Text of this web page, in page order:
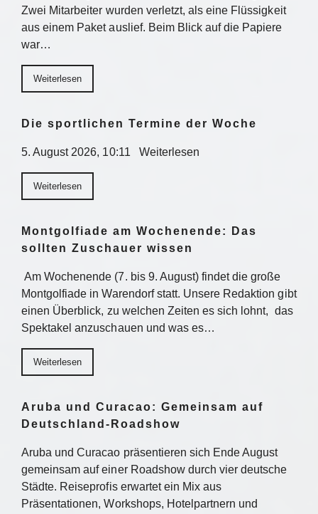
Zwei Mitarbeiter wurden verletzt, als eine Flüssigkeit
aus einem Paket auslief. Beim Blick auf die Papiere
war…
Weiterlesen
Die sportlichen Termine der Woche
5. August 2026, 10:11 Weiterlesen
Weiterlesen
Montgolfiade am Wochenende: Das
sollten Zuschauer wissen
Am Wochenende (7. bis 9. August) findet die große
Montgolfiade in Warendorf statt. Unsere Redaktion gibt
einen Überblick, zu welchen Zeiten es sich lohnt, das
Spektakel anzuschauen und was es…
Weiterlesen
Aruba und Curacao: Gemeinsam auf
Deutschland-Roadshow
Aruba und Curacao präsentieren sich Ende August
gemeinsam auf einer Roadshow durch vier deutsche
Städte. Reiseprofis erwartet ein Mix aus
Präsentationen, Workshops, Hotelpartnern und